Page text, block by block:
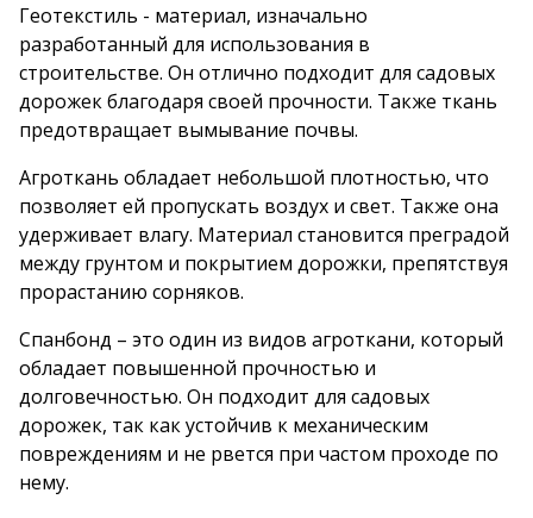
Геотекстиль - материал, изначально
разработанный для использования в
строительстве. Он отлично подходит для садовых
дорожек благодаря своей прочности. Также ткань
предотвращает вымывание почвы.
Агроткань обладает небольшой плотностью, что
позволяет ей пропускать воздух и свет. Также она
удерживает влагу. Материал становится преградой
между грунтом и покрытием дорожки, препятствуя
прорастанию сорняков.
Спанбонд – это один из видов агроткани, который
обладает повышенной прочностью и
долговечностью. Он подходит для садовых
дорожек, так как устойчив к механическим
повреждениям и не рвется при частом проходе по
нему.